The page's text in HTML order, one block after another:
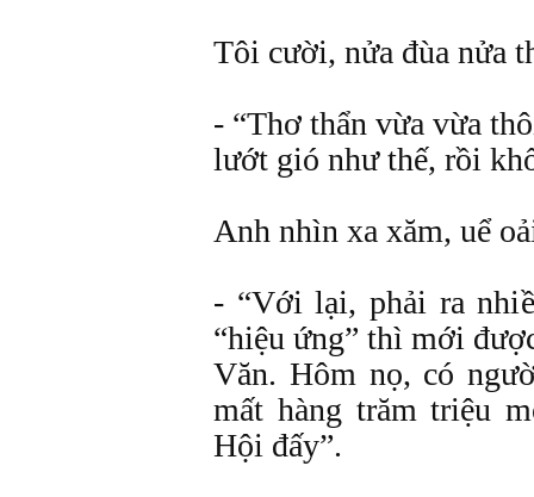
Tôi cười, nửa đùa nửa
- “Thơ thẩn vừa vừa
lướt gió như thế, rồi
Anh nhìn xa xăm, uể
- “Với lại, phải ra
“hiệu ứng” thì mới
Văn. Hôm nọ, có
mất hàng trăm triệu
Hội đấy”.